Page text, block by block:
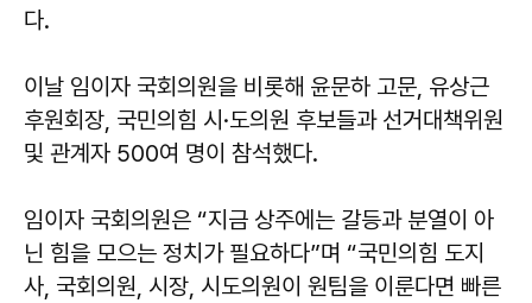
다.
이날 임이자 국회의원을 비롯해 윤문하 고문, 유상근
후원회장, 국민의힘 시·도의원 후보들과 선거대책위원
및 관계자 500여 명이 참석했다.
임이자 국회의원은 “지금 상주에는 갈등과 분열이 아
닌 힘을 모으는 정치가 필요하다”며 “국민의힘 도지
사, 국회의원, 시장, 시도의원이 원팀을 이룬다면 빠른